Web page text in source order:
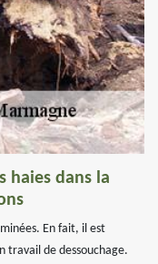
haies dans la
En fait, il est
travail de dessouchage.